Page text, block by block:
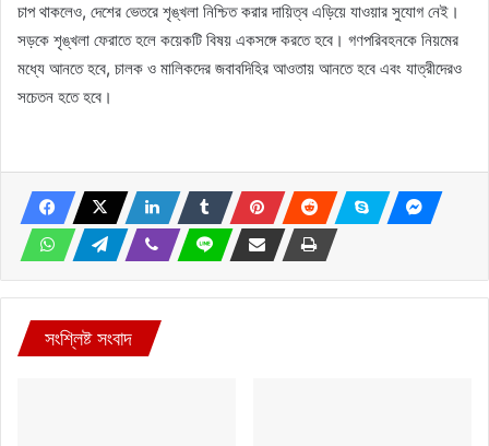
চাপ থাকলেও, দেশের ভেতরে শৃঙ্খলা নিশ্চিত করার দায়িত্ব এড়িয়ে যাওয়ার সুযোগ নেই।
সড়কে শৃঙ্খলা ফেরাতে হলে কয়েকটি বিষয় একসঙ্গে করতে হবে। গণপরিবহনকে নিয়মের
মধ্যে আনতে হবে, চালক ও মালিকদের জবাবদিহির আওতায় আনতে হবে এবং যাত্রীদেরও
সচেতন হতে হবে।
সংশ্লিষ্ট সংবাদ